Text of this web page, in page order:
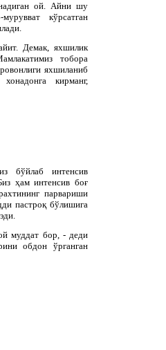
ой. Айни шу
кўрсатган
Демак, яхшилик
тобора
яхшиланиб
кирманг,
бўйлаб интенсив
ҳам интенсив боғ
парвариши
пастроқ бўлишига
муддат бор, - деди
обдон ўрганган